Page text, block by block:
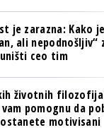
je zarazna: Kako
ali nepodnošljiv“
ceo tim
životnih
pomognu da
motivisani